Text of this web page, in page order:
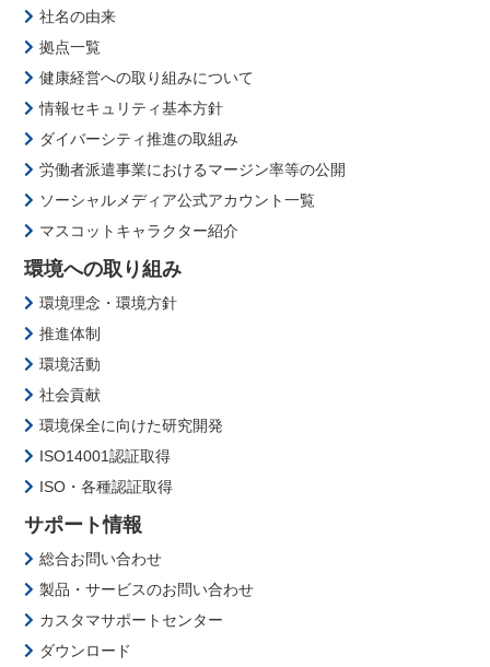
社名の由来
拠点一覧
健康経営への取り組みについて
情報セキュリティ基本方針
ダイバーシティ推進の取組み
労働者派遣事業におけるマージン率等の公開
ソーシャルメディア公式アカウント一覧
マスコットキャラクター紹介
環境への取り組み
環境理念・環境方針
推進体制
環境活動
社会貢献
環境保全に向けた研究開発
ISO14001認証取得
ISO・各種認証取得
サポート情報
総合お問い合わせ
製品・サービスのお問い合わせ
カスタマサポートセンター
ダウンロード